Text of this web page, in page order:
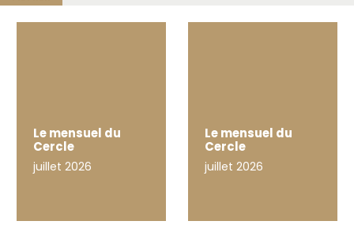
Le mensuel du
Cercle
juillet 2026
Le mensuel du
Cercle
juillet 2026